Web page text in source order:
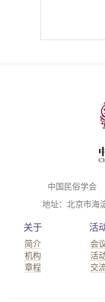
中国民俗学会
地址：北京市海
关于
简介
机构
章程
活
会
活
交